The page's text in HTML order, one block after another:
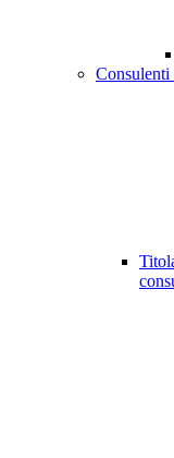
Consulenti